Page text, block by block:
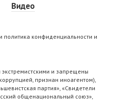
Видео
политика конфиденциальности и
и запрещены
признан иноагентом),
партия», «Свидетели
общенациональный союз»,